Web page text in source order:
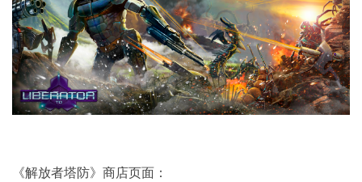
《解放者塔防》商店页面：